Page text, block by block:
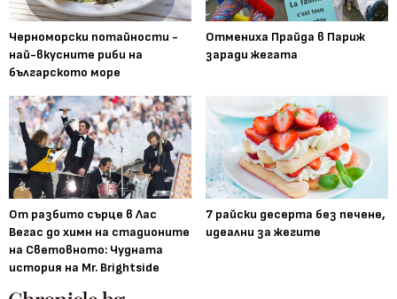
Черноморски потайности -
най-вкусните риби на
българското море
Отмениха Прайда в Париж
заради жегата
От разбито сърце в Лас
Вегас до химн на стадионите
на Световното: Чудната
история на Mr. Brightside
7 райски десерта без печене,
идеални за жегите